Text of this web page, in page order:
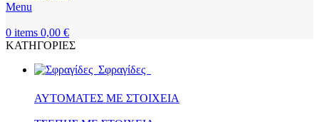
Menu
0 items 0,00 €
ΚΑΤΗΓΟΡΙΕΣ
Σφραγίδες
ΑΥΤΟΜΑΤΕΣ ΜΕ ΣΤΟΙΧΕΙΑ